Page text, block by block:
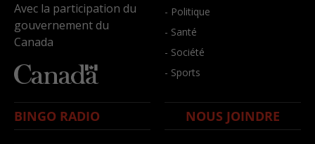
Avec la participation du
gouvernement du
Canada
- Politique
- Santé
- Société
- Sports
BINGO RADIO NOUS JOINDRE